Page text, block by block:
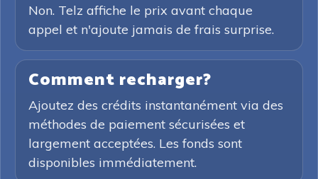
Non. Telz affiche le prix avant chaque
appel et n'ajoute jamais de frais surprise.
Comment recharger?
Ajoutez des crédits instantanément via des
méthodes de paiement sécurisées et
largement acceptées. Les fonds sont
disponibles immédiatement.